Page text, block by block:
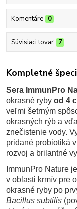
Komentáre 0
Súvisiaci tovar 7
Kompletné
Sera ImmunPro
okrasné rybyod 4
veľmi šetrným
okrasných rýb a
znečistenie vody.
pridané probiotiká
rozvoj a brilantné
ImmunPro Nature
v oblasti krmív pre
okrasné ryby po
Bacillus subtilis